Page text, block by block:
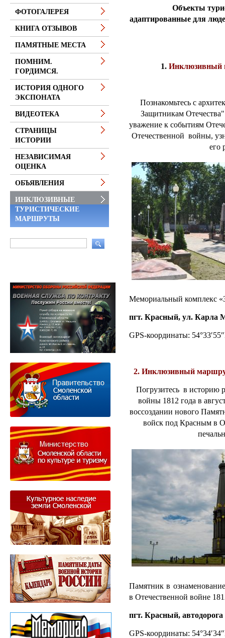
Объекты
адаптированные для
1. Инклюзивный
Познакомьтесь с
Защитникам
уважение к событиям
Отечественной войны,
его
Мемориальный комплекс
пгт. Красный, ул. Карла
GPS-координаты:
2. Инклюзивный
Погрузитесь в историю
войны 1812 года в
воссоздании нового
войск под Красным в
Памятник в
в Отечественной войне
пгт. Красный,
GPS-координаты:
ФОТОГАЛЕРЕЯ
КНИГА ОТЗЫВОВ
ПАМЯТНЫЕ МЕСТА
ПОМНИМ.
ГОРДИМСЯ.
ИСТОРИЯ ОДНОГО
ЭКСПОНАТА
ВИДЕОТЕКА
СТРАНИЦЫ
ИСТОРИИ
НЕЗАВИСИМАЯ
ОЦЕНКА
ОБЪЯВЛЕНИЯ
ИНКЛЮЗИВНЫЕ
ТУРИСТИЧЕСКИЕ
МАРШРУТЫ